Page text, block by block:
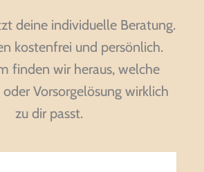
deine individuelle Beratung.
kostenfrei und persönlich.
finden wir heraus, welche
Vorsorgelösung wirklich
zu dir passt.